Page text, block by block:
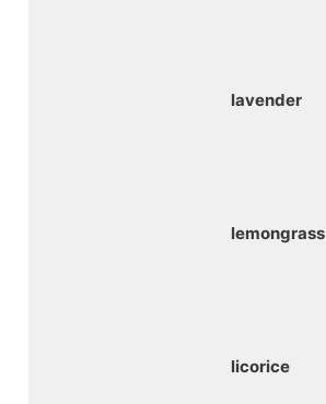
lavender
lemongrass
licorice